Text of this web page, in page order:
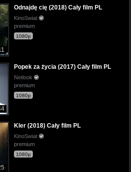
Odnajdę cię (2018) Cały film PL
KinoSwiat
premium
1080p
Popek za życia (2017) Cały film PL
Netlook
premium
1080p
Kler (2018) Cały film PL
KinoSwiat
premium
1080p